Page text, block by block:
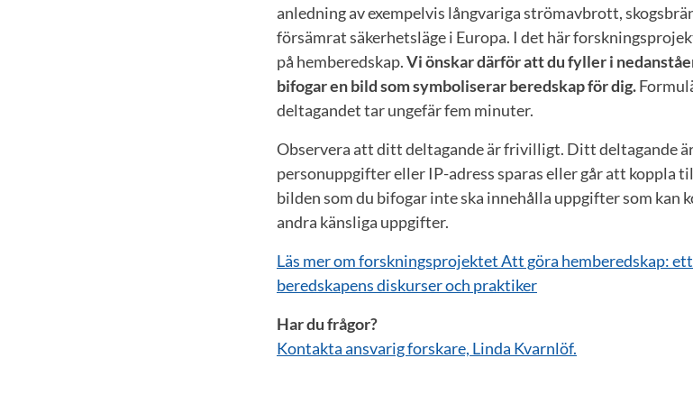
anledning av exempelvis långvariga strömavbrott,
försämrat säkerhetsläge i Europa. I det här
på hemberedskap.Vi önskar därför att du fyller i
bifogar en bild som symboliserar beredskap för dig.
deltagandet tar ungefär fem minuter.
Observera att ditt deltagande är frivilligt. Ditt deltagande
personuppgifter eller IP-adress sparas eller går att koppla
bilden som du bifogar inte ska innehålla uppgifter som kan
andra känsliga uppgifter.
Läs mer om forskningsprojektet Att göra hemberedskap:
beredskapens diskurser och praktiker
Har du frågor?
Kontakta ansvarig forskare, Linda Kvarnlöf.